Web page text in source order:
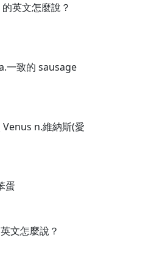
英文怎麼說？
一致的 sausage
n.維納斯(愛
蛋
文怎麼說？